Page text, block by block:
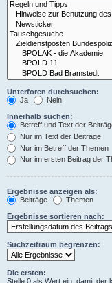
Unterforen durchsuchen:
Ja
Nein
Innerhalb suchen:
Betreff und Text der
Nur im Text der Beiträge
Nur im Betreff der Themen
Nur im ersten Beitrag der
Ergebnisse anzeigen als:
Beiträge
Themen
Ergebnisse sortieren nach:
Suchzeitraum begrenzen:
Die ersten:
Stelle 0 als Wert ein, damit der